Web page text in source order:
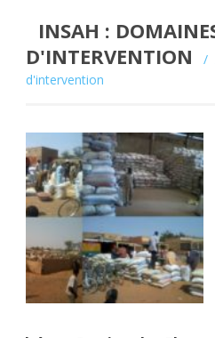
INSAH :
D'INTERVENTION
d'intervention